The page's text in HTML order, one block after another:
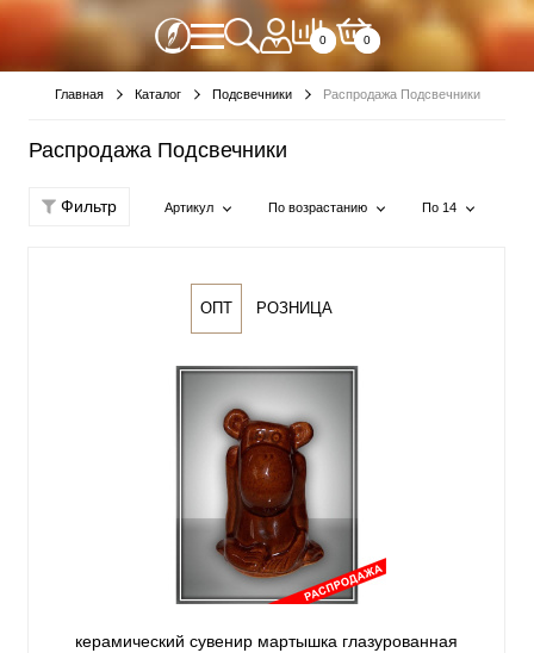
0 0
Главная Каталог Подсвечники Распродажа Подсвечники
Распродажа Подсвечники
Фильтр Артикул По возрастанию По 14
ОПТ РОЗНИЦА
керамический сувенир мартышка глазурованная